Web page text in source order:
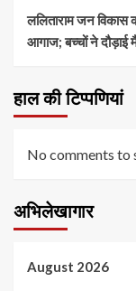
ललिताराम जन विकास
आगाज; बच्चों ने दौड़ाई
हाल की टिप्पणियां
No comments to
अभिलेखागार
August 2026